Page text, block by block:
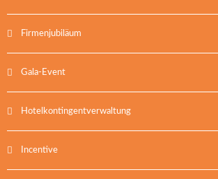
Firmenjubiläum
Gala-Event
Hotelkontingentverwaltung
Incentive